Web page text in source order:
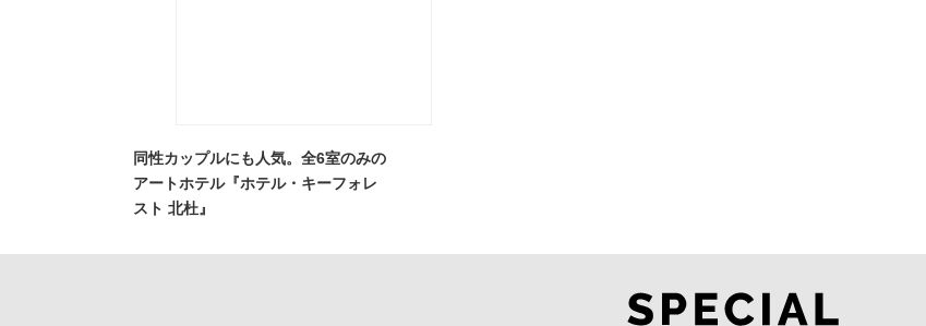
同性カップルにも人気。全6室のみの
アートホテル『ホテル・キーフォレ
スト 北杜』